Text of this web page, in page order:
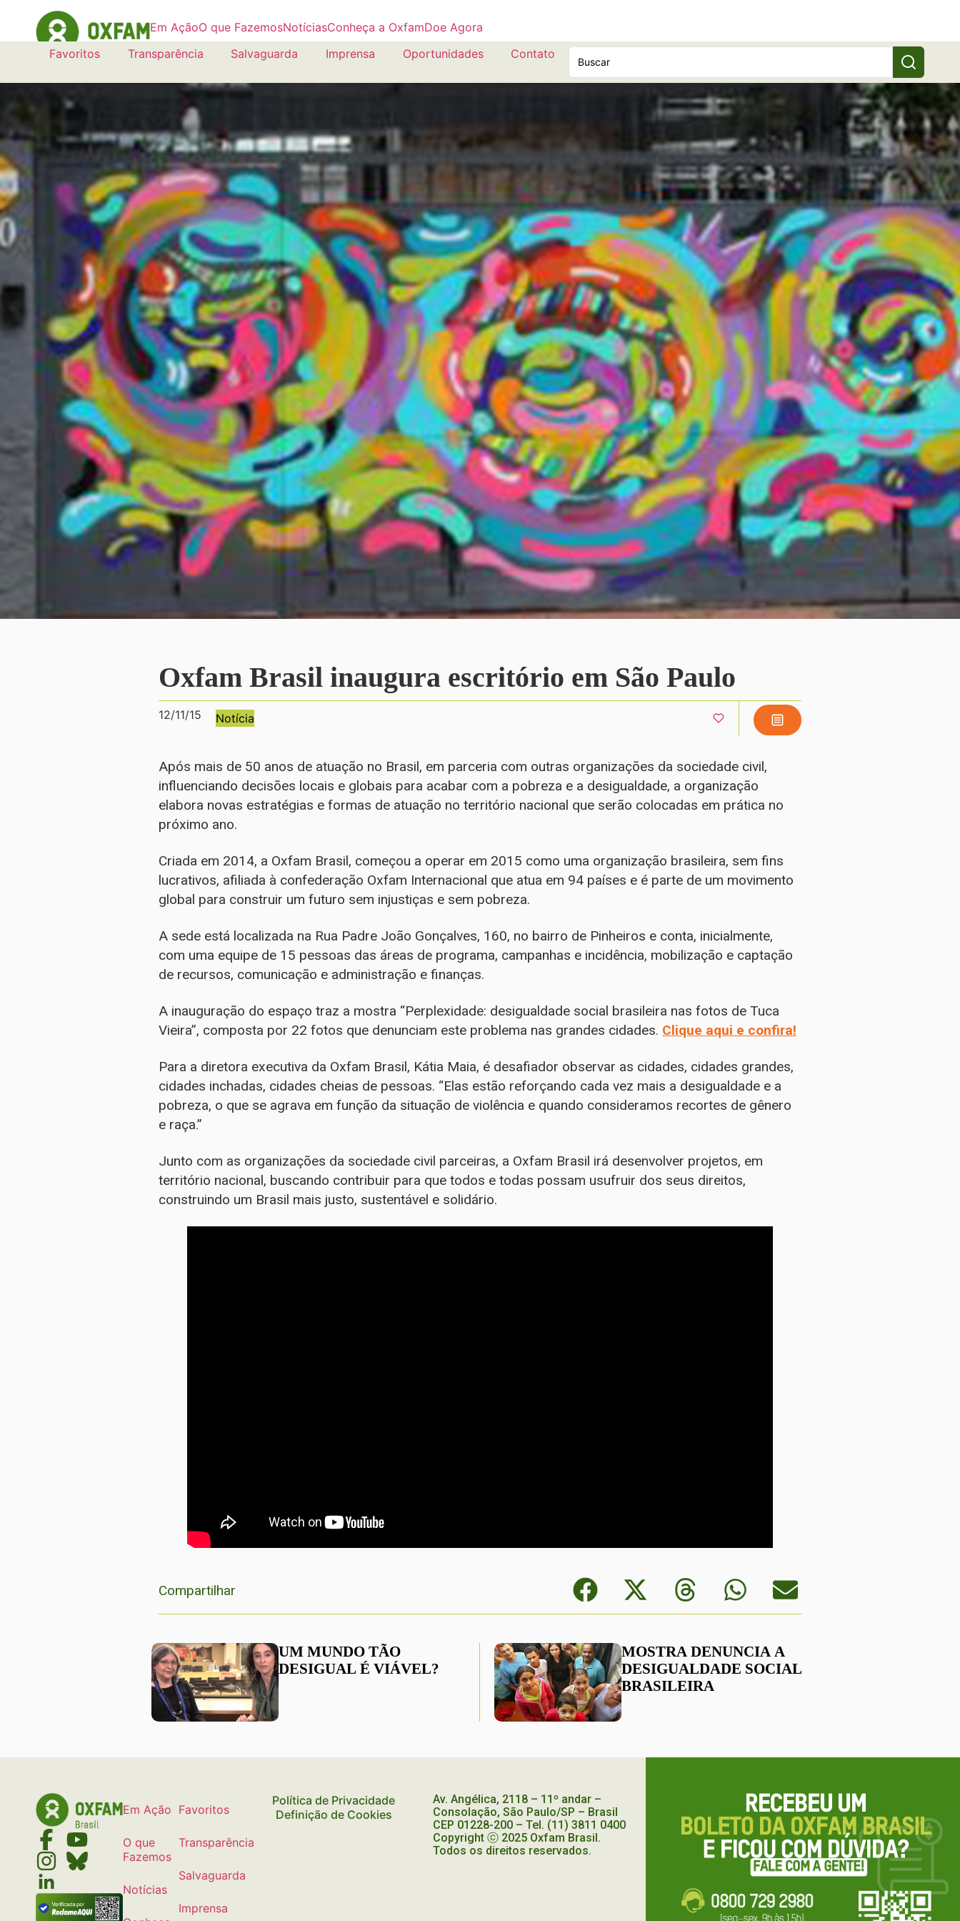
Em AçãoO que FazemosNotíciasConheça a OxfamDoe Agora
Favoritos
Transparência Salvaguarda Imprensa Oportunidades Contato
Oxfam Brasil inaugura escritório em São Paulo
12/11/15 Notícia
Após mais de 50 anos de atuação no Brasil, em parceria com outras organizações da sociedade civil,
influenciando decisões locais e globais para acabar com a pobreza e a desigualdade, a organização
elabora novas estratégias e formas de atuação no território nacional que serão colocadas em prática no
próximo ano.
Criada em 2014, a Oxfam Brasil, começou a operar em 2015 como uma organização brasileira, sem fins
lucrativos, afiliada à confederação Oxfam Internacional que atua em 94 países e é parte de um movimento
global para construir um futuro sem injustiças e sem pobreza.
A sede está localizada na Rua Padre João Gonçalves, 160, no bairro de Pinheiros e conta, inicialmente,
com uma equipe de 15 pessoas das áreas de programa, campanhas e incidência, mobilização e captação
de recursos, comunicação e administração e finanças.
A inauguração do espaço traz a mostra “Perplexidade: desigualdade social brasileira nas fotos de Tuca
Vieira”, composta por 22 fotos que denunciam este problema nas grandes cidades. Clique aqui e confira!
Para a diretora executiva da Oxfam Brasil, Kátia Maia, é desafiador observar as cidades, cidades grandes,
cidades inchadas, cidades cheias de pessoas. “Elas estão reforçando cada vez mais a desigualdade e a
pobreza, o que se agrava em função da situação de violência e quando consideramos recortes de gênero
e raça.”
Junto com as organizações da sociedade civil parceiras, a Oxfam Brasil irá desenvolver projetos, em
território nacional, buscando contribuir para que todos e todas possam usufruir dos seus direitos,
construindo um Brasil mais justo, sustentável e solidário.
Compartilhar
UM MUNDO TÃO
DESIGUAL É VIÁVEL?
MOSTRA DENUNCIA A
DESIGUALDADE SOCIAL
BRASILEIRA
Em Ação
O que
Fazemos
Notícias
Favoritos
Transparência
Salvaguarda
Imprensa
Política de Privacidade
Definição de Cookies
Av. Angélica, 2118 – 11º andar –
Consolação, São Paulo/SP – Brasil
CEP 01228-200 – Tel. (11) 3811 0400
Copyright ⓒ 2025 Oxfam Brasil.
Todos os direitos reservados.